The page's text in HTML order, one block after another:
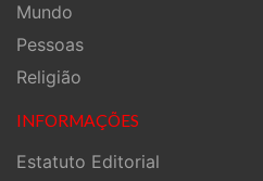
Mundo
Pessoas
Religião
INFORMAÇÕES
Estatuto Editorial